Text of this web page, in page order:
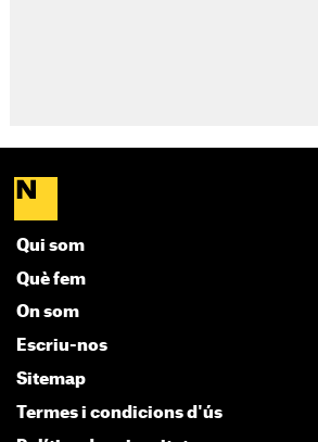
Qui som
Què fem
On som
Escriu-nos
Sitemap
Termes i condicions d'ús